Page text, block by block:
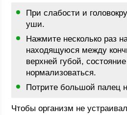
При слабости и
уши.
Нажмите несколько раз
находящуюся между
верхней губой,
нормализоваться.
Потрите большой палец
Чтобы организм не